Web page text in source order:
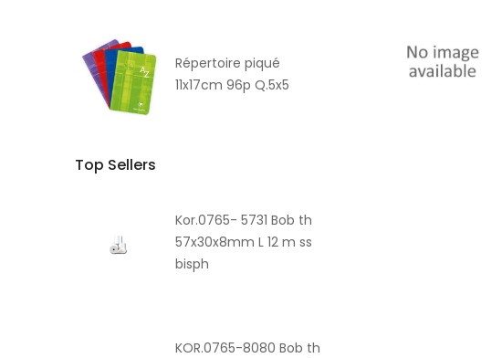
Répertoire piqué
11x17cm 96p Q.5x5
Top Sellers
Kor.0765- 5731 Bob th
57x30x8mm L 12 m ss
bisph
KOR.0765-8080 Bob th